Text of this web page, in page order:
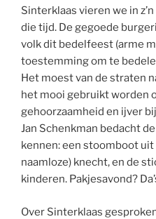
Sinterklaas vieren we in
die tijd. De gegoede
volk dit bedelfeest (arme
toestemming om te
Het moest van de straten
het mooi gebruikt worden
gehoorzaamheid en ijver
Jan Schenkman bedacht
kennen: een stoomboot
naamloze) knecht, en de
kinderen. Pakjesavond?
Over Sinterklaas